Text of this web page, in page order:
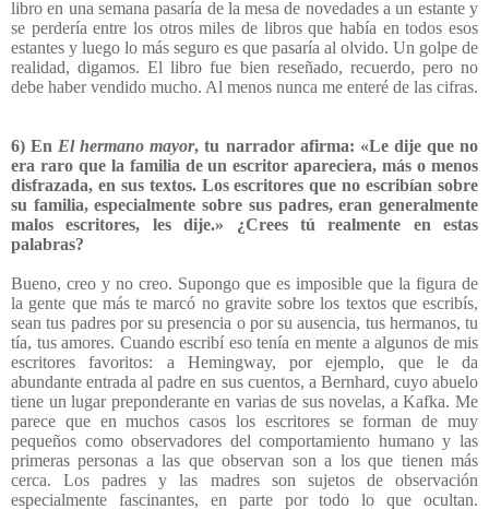
libro en una semana pasaría de la mesa de novedades a un estante y
se perdería entre los otros miles de libros que había en todos esos
estantes y luego lo más seguro es que pasaría al olvido. Un golpe de
realidad, digamos. El libro fue bien reseñado, recuerdo, pero no
debe haber vendido mucho. Al menos nunca me enteré de las cifras.
6) En El hermano mayor, tu narrador afirma: «Le dije que no
era raro que la familia de un escritor apareciera, más o menos
disfrazada, en sus textos. Los escritores que no escribían sobre
su familia, especialmente sobre sus padres, eran generalmente
malos escritores, les dije.» ¿Crees tú realmente en estas
palabras?
Bueno, creo y no creo. Supongo que es imposible que la figura de
la gente que más te marcó no gravite sobre los textos que escribís,
sean tus padres por su presencia o por su ausencia, tus hermanos, tu
tía, tus amores. Cuando escribí eso tenía en mente a algunos de mis
escritores favoritos: a Hemingway, por ejemplo, que le da
abundante entrada al padre en sus cuentos, a Bernhard, cuyo abuelo
tiene un lugar preponderante en varias de sus novelas, a Kafka. Me
parece que en muchos casos los escritores se forman de muy
pequeños como observadores del comportamiento humano y las
primeras personas a las que observan son a los que tienen más
cerca. Los padres y las madres son sujetos de observación
especialmente fascinantes, en parte por todo lo que ocultan.